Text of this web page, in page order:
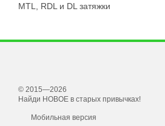
MTL, RDL и DL затяжки
© 2015—2026
Найди НОВОЕ в старых привычках!
Мобильная версия